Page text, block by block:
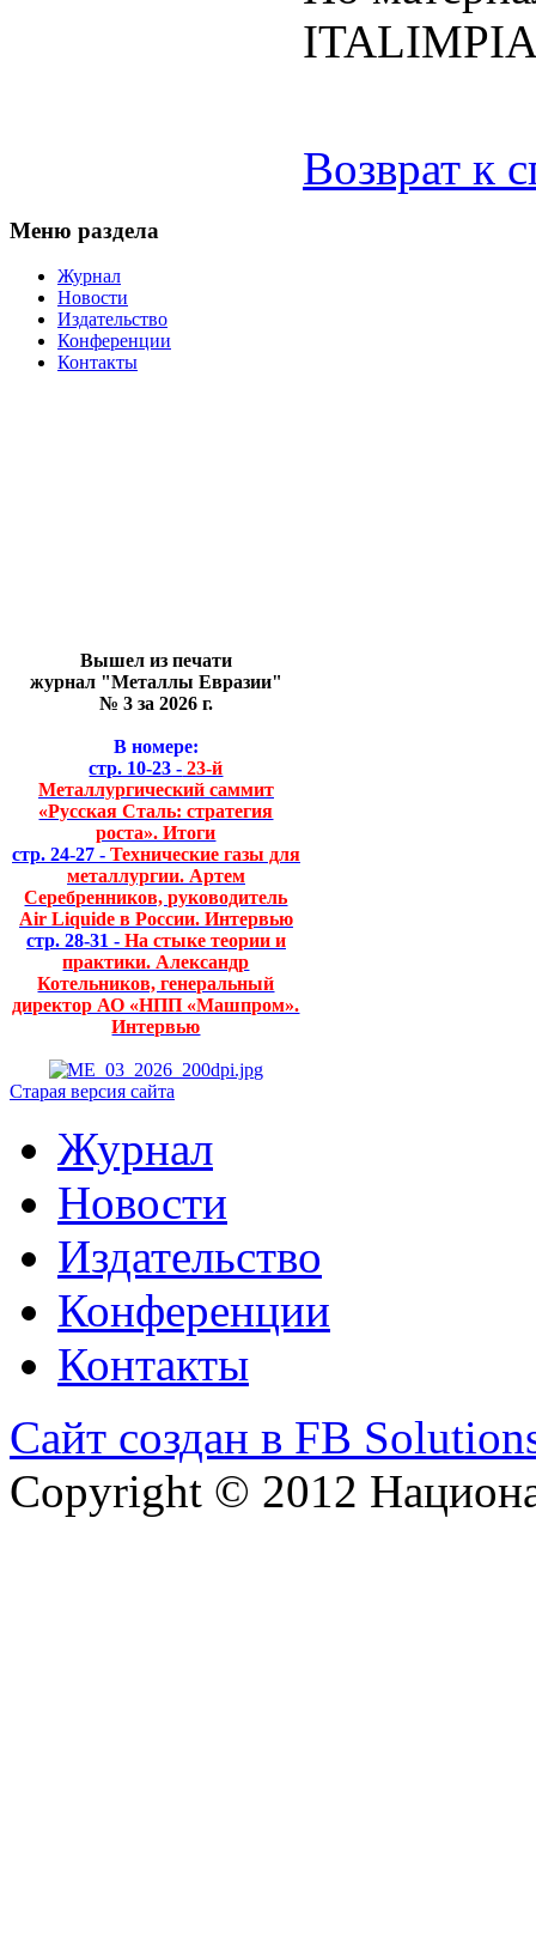
Возврат к
Меню раздела
Журнал
Новости
Издательство
Конференции
Контакты
Вышел из печати
журнал "Металлы Евразии"
№ 3 за 2026 г.
В номере:
стр. 10-23 - 23-й
Металлургический саммит
«Русская Сталь: стратегия
роста». Итоги
стр. 24-27 - Технические газы для
металлургии. Артем
Серебренников, руководитель
Air Liquide в России. Интервью
стр. 28-31 - На стыке теории и
практики. Александр
Котельников, генеральный
директор АО «НПП «Машпром».
Интервью
Старая версия сайта
Журнал
Новости
Издательство
Конференции
Контакты
Сайт создан в FB
Copyright © 2012